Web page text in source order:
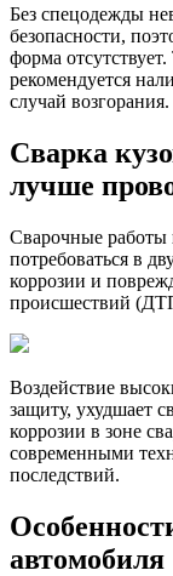
Без спецодежды
безопасности,
форма
рекомендуется
случай возгорания.
Сварка
лучше
Сварочные работы
потребоваться в
коррозии и
происшествий
Воздействие
защиту, ухудшает
коррозии в зоне
современными
последствий.
автомобиля